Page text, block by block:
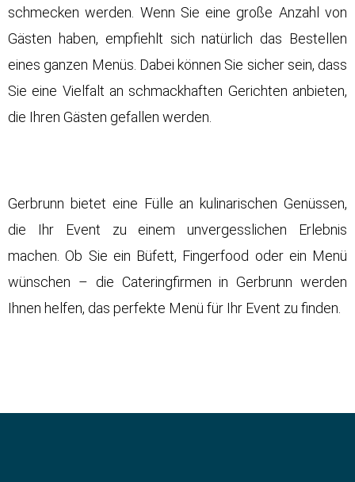
schmecken werden. Wenn Sie eine große Anzahl von
Gästen haben, empfiehlt sich natürlich das Bestellen
eines ganzen Menüs. Dabei können Sie sicher sein, dass
Sie eine Vielfalt an schmackhaften Gerichten anbieten,
die Ihren Gästen gefallen werden.
Gerbrunn bietet eine Fülle an kulinarischen Genüssen,
die Ihr Event zu einem unvergesslichen Erlebnis
machen. Ob Sie ein Büfett, Fingerfood oder ein Menü
wünschen – die Cateringfirmen in Gerbrunn werden
Ihnen helfen, das perfekte Menü für Ihr Event zu finden.